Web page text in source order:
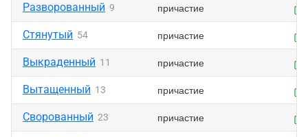
Разворованный 9 причастие
Стянутый 54 причастие
Выкраденный 11 причастие
Вытащенный 13 причастие
Сворованный 23 причастие